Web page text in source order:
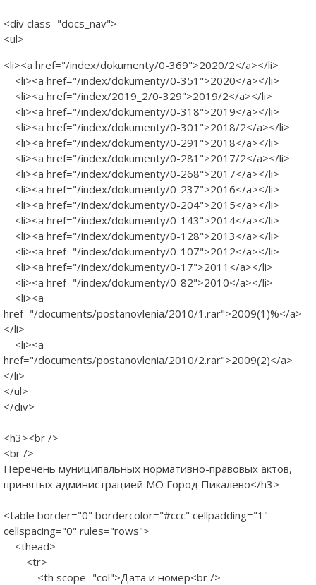
<div class="docs_nav">
<ul>
<li><a href="/index/dokumenty/0-369">2020/2</a></li>
<li><a href="/index/dokumenty/0-351">2020</a></li>
<li><a href="/index/2019_2/0-329">2019/2</a></li>
<li><a href="/index/dokumenty/0-318">2019</a></li>
<li><a href="/index/dokumenty/0-301">2018/2</a></li>
<li><a href="/index/dokumenty/0-291">2018</a></li>
<li><a href="/index/dokumenty/0-281">2017/2</a></li>
<li><a href="/index/dokumenty/0-268">2017</a></li>
<li><a href="/index/dokumenty/0-237">2016</a></li>
<li><a href="/index/dokumenty/0-204">2015</a></li>
<li><a href="/index/dokumenty/0-143">2014</a></li>
<li><a href="/index/dokumenty/0-128">2013</a></li>
<li><a href="/index/dokumenty/0-107">2012</a></li>
<li><a href="/index/dokumenty/0-17">2011</a></li>
<li><a href="/index/dokumenty/0-82">2010</a></li>
<li><a
href="/documents/postanovlenia/2010/1.rar">2009(1)%</a>
</li>
<li><a
href="/documents/postanovlenia/2010/2.rar">2009(2)</a>
</li>
</ul>
</div>
<h3><br />
<br />
Перечень муниципальных нормативно-правовых актов,
принятых администрацией МО Город Пикалево</h3>
<table border="0" bordercolor="#ccc" cellpadding="1"
cellspacing="0" rules="rows">
<thead>
<tr>
<th scope="col">Дата и номер<br />